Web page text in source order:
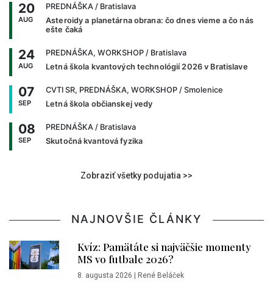
20
AUG
PREDNÁŠKA / Bratislava
Asteroidy a planetárna obrana: čo dnes vieme a čo nás
ešte čaká
24
AUG
PREDNÁŠKA, WORKSHOP / Bratislava
Letná škola kvantových technológií 2026 v Bratislave
07
SEP
CVTI SR, PREDNÁŠKA, WORKSHOP / Smolenice
Letná škola občianskej vedy
08
SEP
PREDNÁŠKA / Bratislava
Skutočná kvantová fyzika
Zobraziť všetky podujatia >>
NAJNOVŠIE ČLÁNKY
Kvíz: Pamätáte si najväčšie momenty
MS vo futbale 2026?
8. augusta 2026 René Beláček